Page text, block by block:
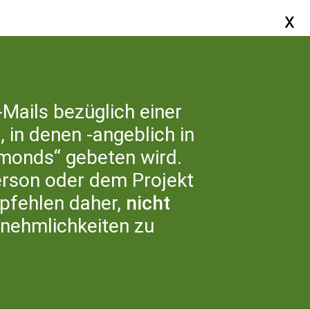
UNS
bezüglich einer
in denen -angeblich in
gebeten wird.
oder dem Projekt
daher, nicht
zu